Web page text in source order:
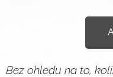
Bez ohledu na to,